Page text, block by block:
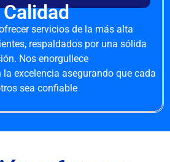
servicios de la más alta
respaldados por una sólida
Nos enorgullece
excelencia asegurando que cada
sea confiable